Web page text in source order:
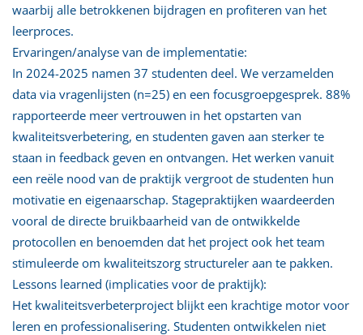
waarbij alle betrokkenen bijdragen en profiteren van het
leerproces.
Ervaringen/analyse van de implementatie:
In 2024-2025 namen 37 studenten deel. We verzamelden
data via vragenlijsten (n=25) en een focusgroepgesprek. 88%
rapporteerde meer vertrouwen in het opstarten van
kwaliteitsverbetering, en studenten gaven aan sterker te
staan in feedback geven en ontvangen. Het werken vanuit
een reële nood van de praktijk vergroot de studenten hun
motivatie en eigenaarschap. Stagepraktijken waardeerden
vooral de directe bruikbaarheid van de ontwikkelde
protocollen en benoemden dat het project ook het team
stimuleerde om kwaliteitszorg structureler aan te pakken.
Lessons learned (implicaties voor de praktijk):
Het kwaliteitsverbeterproject blijkt een krachtige motor voor
leren en professionalisering. Studenten ontwikkelen niet